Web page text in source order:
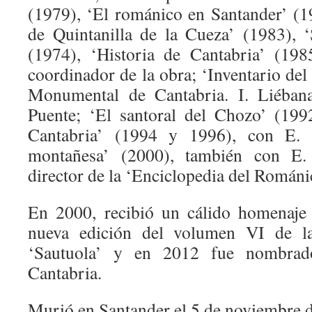
(1979), ‘El románico en Santander’
de Quintanilla de la Cueza’ (1983),
(1974), ‘Historia de Cantabria’
coordinador de la obra; ‘Inventario
Monumental de Cantabria. I.
Puente; ‘El santoral del Chozo’
Cantabria’ (1994 y 1996), con E.
montañesa’ (2000), también con
director de la ‘Enciclopedia del
En 2000, recibió un cálido
nueva edición del volumen VI de
‘Sautuola’ y en 2012 fue
Cantabria.